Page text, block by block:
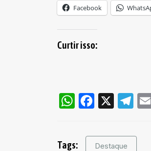
Facebook
Curtir isso:
WhatsApp
X
Tags: Destaque